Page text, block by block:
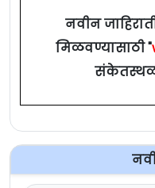
नवीन
मिळवण्यासाठी "